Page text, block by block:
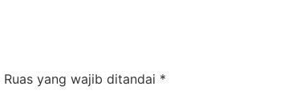
Ruas yang wajib ditandai *